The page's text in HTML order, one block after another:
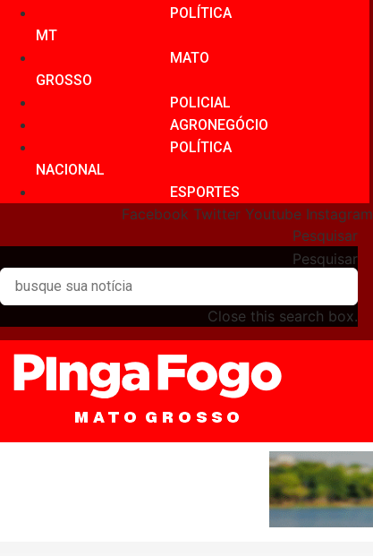
POLÍTICA
MT
MATO
GROSSO
POLICIAL
AGRONEGÓCIO
POLÍTICA
NACIONAL
ESPORTES
Facebook Twitter Youtube Instagram
Pesquisar
Pesquisar
Close this search box.